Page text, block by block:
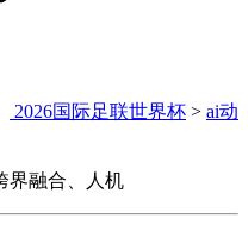
2026国际足联世界杯 > ai动
界融合、人机